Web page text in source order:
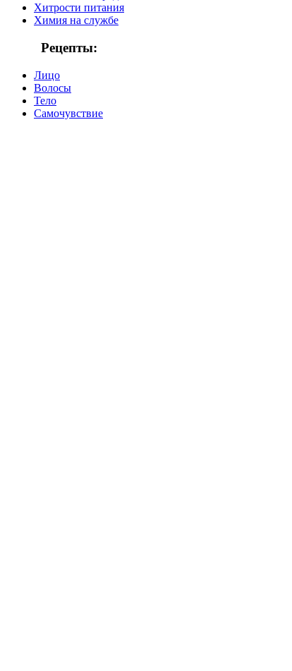
Хитрости питания
Химия на службе
Рецепты:
Лицо
Волосы
Тело
Самочувствие